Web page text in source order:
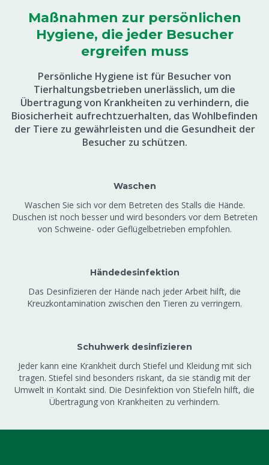
Maßnahmen zur persönlichen
Hygiene, die jeder Besucher
ergreifen muss
Persönliche Hygiene ist für Besucher von
Tierhaltungsbetrieben unerlässlich, um die
Übertragung von Krankheiten zu verhindern, die
Biosicherheit aufrechtzuerhalten, das Wohlbefinden
der Tiere zu gewährleisten und die Gesundheit der
Besucher zu schützen.
Waschen
Waschen Sie sich vor dem Betreten des Stalls die Hände.
Duschen ist noch besser und wird besonders vor dem Betreten
von Schweine- oder Geflügelbetrieben empfohlen.
Händedesinfektion
Das Desinfizieren der Hände nach jeder Arbeit hilft, die
Kreuzkontamination zwischen den Tieren zu verringern.
Schuhwerk desinfizieren
Jeder kann eine Krankheit durch Stiefel und Kleidung mit sich
tragen. Stiefel sind besonders riskant, da sie ständig mit der
Umwelt in Kontakt sind. Die Desinfektion von Stiefeln hilft, die
Übertragung von Krankheiten zu verhindern.